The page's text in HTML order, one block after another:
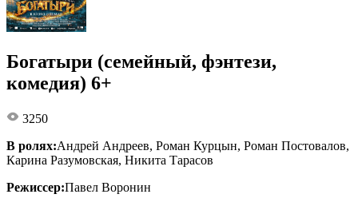
Богатыри (семейный, фэнтези,
комедия) 6+
3250
В ролях:Андрей Андреев, Роман Курцын, Роман Постовалов,
Карина Разумовская, Никита Тарасов
Режиссер:Павел Воронин